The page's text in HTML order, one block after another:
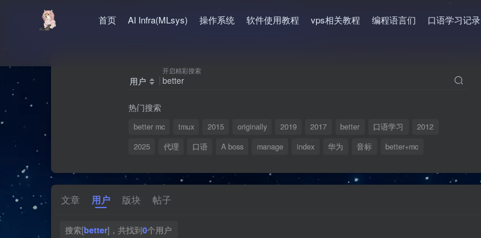
首页 AI Infra(MLsys) 操作系统 软件使用教程 vps相关教程 编程语言们 口语学习记录
用户
开启精彩搜索
热门搜索
better mc tmux 2015 originally 2019 2017 better 口语学习
2012
2025
代理 口语 A boss manage index 华为 音标 better+mc
文章 用户 版块 帖子
搜索[better]，共找到0个用户